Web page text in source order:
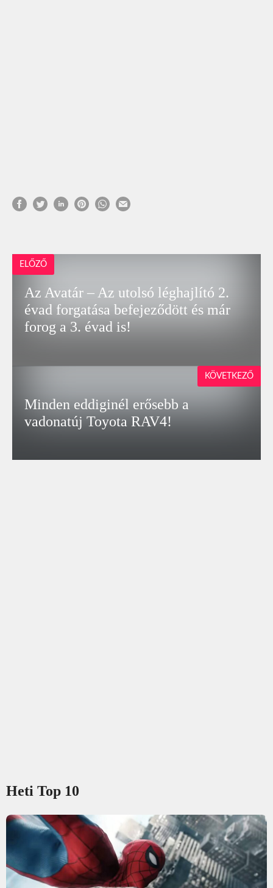
ELŐZŐ
Az Avatár – Az utolsó léghajlító 2.
évad forgatása befejeződött és már
forog a 3. évad is!
Minden eddiginél erősebb a
vadonatúj Toyota RAV4!
KÖVETKEZŐ
Heti Top 10